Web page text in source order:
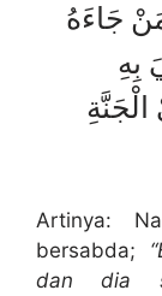
جَاءَهُ
بِهِ
الْجَنَّةِ
Artinya:
bersabda;
dan dia